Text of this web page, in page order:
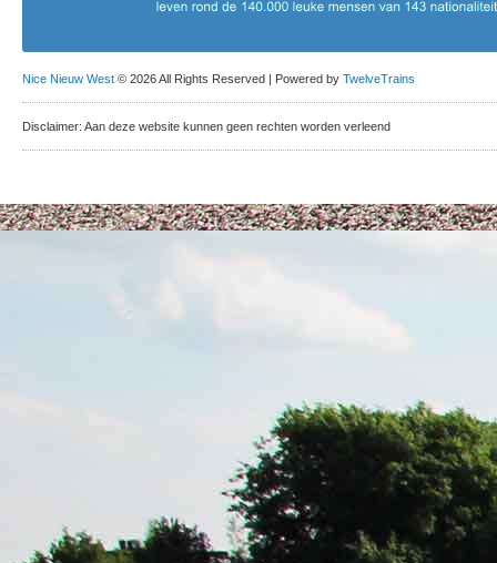
Nice Nieuw West © 2026 All Rights Reserved | Powered by TwelveTrains
Disclaimer: Aan deze website kunnen geen rechten worden verleend